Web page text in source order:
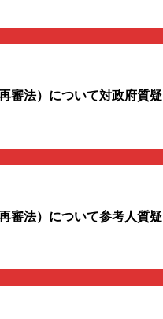
審法）について対政府質疑
審法）について参考人質疑